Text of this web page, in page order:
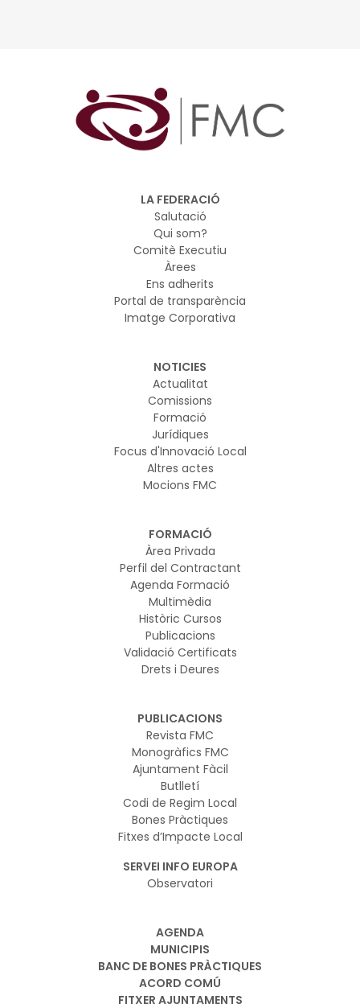
LA FEDERACIÓ
Salutació
Qui som?
Comitè Executiu
Àrees
Ens adherits
Portal de transparència
Imatge Corporativa
NOTICIES
Actualitat
Comissions
Formació
Jurídiques
Focus d'Innovació Local
Altres actes
Mocions FMC
FORMACIÓ
Àrea Privada
Perfil del Contractant
Agenda Formació
Multimèdia
Històric Cursos
Publicacions
Validació Certificats
Drets i Deures
PUBLICACIONS
Revista FMC
Monogràfics FMC
Ajuntament Fàcil
Butlletí
Codi de Regim Local
Bones Pràctiques
Fitxes d’Impacte Local
SERVEI INFO EUROPA
Observatori
AGENDA
MUNICIPIS
BANC DE BONES PRÀCTIQUES
ACORD COMÚ
FITXER AJUNTAMENTS